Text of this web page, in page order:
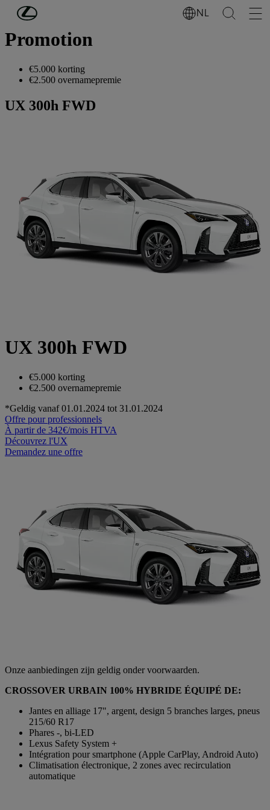
Ga naar de hoofdinhoud NL
Promotion
€5.000 korting
€2.500 overnamepremie
UX 300h FWD
UX 300h FWD
€5.000 korting
€2.500 overnamepremie
*Geldig vanaf 01.01.2024 tot 31.01.2024
Offre pour professionnels
À partir de 342€/mois HTVA
Découvrez l'UX
Demandez une offre
Onze aanbiedingen zijn geldig onder voorwaarden.
CROSSOVER URBAIN 100% HYBRIDE ÉQUIPÉ DE:
Jantes en alliage 17", argent, design 5 branches larges, pneus
215/60 R17
Phares -, bi-LED
Lexus Safety System +
Intégration pour smartphone (Apple CarPlay, Android Auto)
Climatisation électronique, 2 zones avec recirculation
automatique